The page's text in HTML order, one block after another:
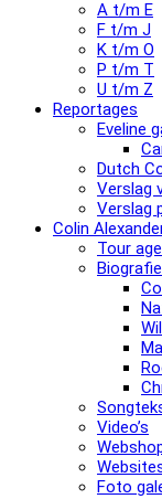
A t/m E
F t/m J
K t/m O
P t/m T
U t/m Z
Reportages
Eveline
Dutch
Verslag
Verslag
Colin
Tour
Video’s
Foto